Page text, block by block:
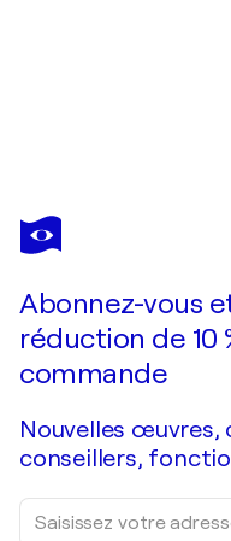
MARC CHAGALL
Le renard et le bouc
Abonnez-vous
réduction de 10
commande
Nouvelles
conseillers,